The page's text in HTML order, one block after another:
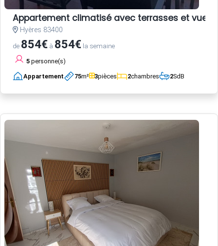
Appartement climatisé avec terrasses et vue
Hyères 83400
de 854€ à 854€ la semaine
5 personne(s)
Appartement 75m² 3pièces 2chambres 2SdB